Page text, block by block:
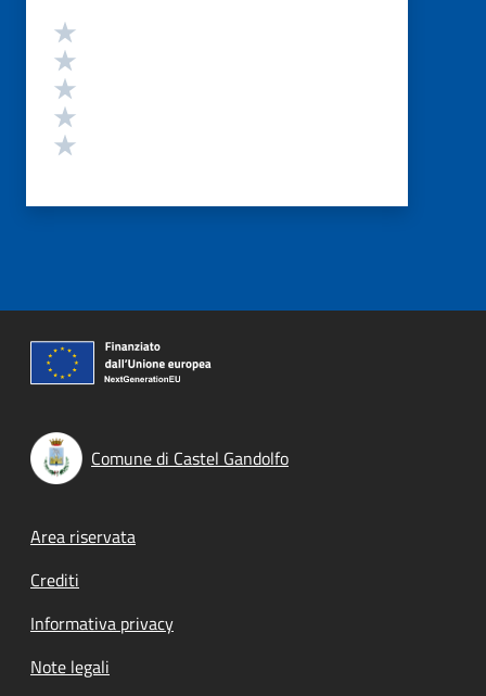
Valutazione
Comune di Castel Gandolfo
Footer menu
Area riservata
Crediti
Informativa privacy
Note legali